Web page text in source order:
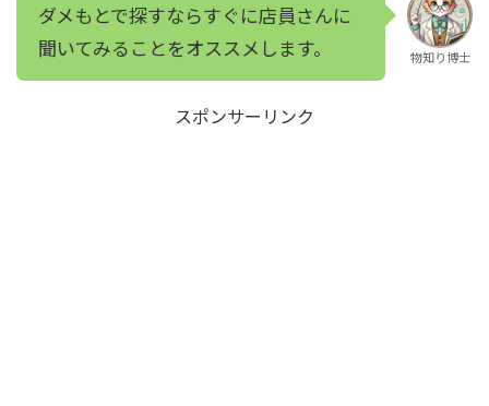
ダメもとで探すならすぐに店員さんに
聞いてみることをオススメします。
物知り博士
スポンサーリンク